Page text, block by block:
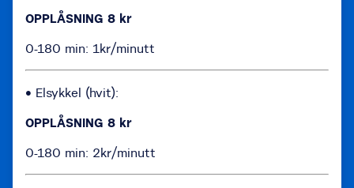
OPPLÅSNING 8 kr
0-180 min: 1kr/minutt
• Elsykkel (hvit):
OPPLÅSNING 8 kr
0-180 min: 2kr/minutt